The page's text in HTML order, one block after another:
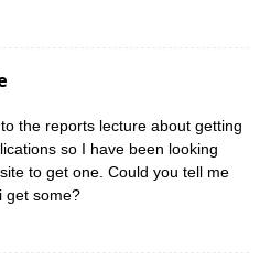
the reports lecture about getting
so I have been looking
to get one. Could you tell me
get some?